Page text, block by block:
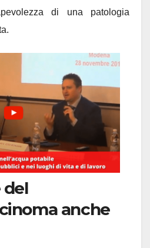
di una patologia
del
anche